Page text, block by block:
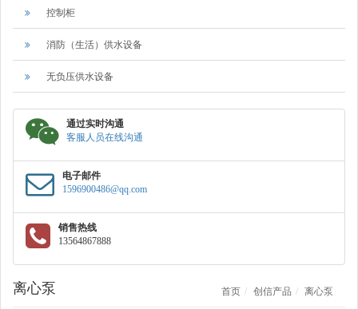
控制柜
消防（生活）供水设备
无负压供水设备
通过实时沟通
客服人员在线沟通
电子邮件
1596900486@qq.com
销售热线
13564867888
离心泵 首页 创信产品 离心泵